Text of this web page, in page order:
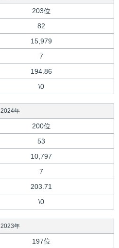
203位
82
15,979
7
194.86
\0
2024年
200位
53
10,797
7
203.71
\0
2023年
197位